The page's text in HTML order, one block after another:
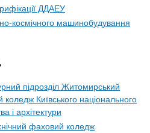
ДДАЕУ
космічного машинобудування
підрозділ Житомирський
Київського національного
і архітектури
фаховий коледж